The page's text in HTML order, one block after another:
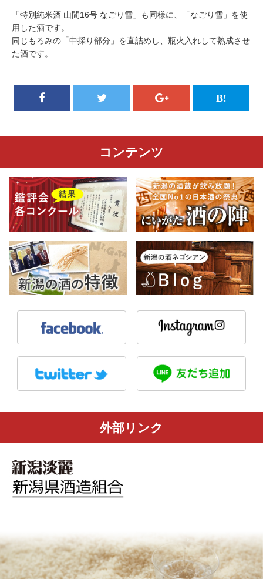
「特別純米酒 山間16号 なごり雪」も同様に、「なごり雪」を使
用した酒です。
同じもろみの「中採り部分」を直詰めし、瓶火入れして熟成させ
た酒です。
コンテンツ
外部リンク